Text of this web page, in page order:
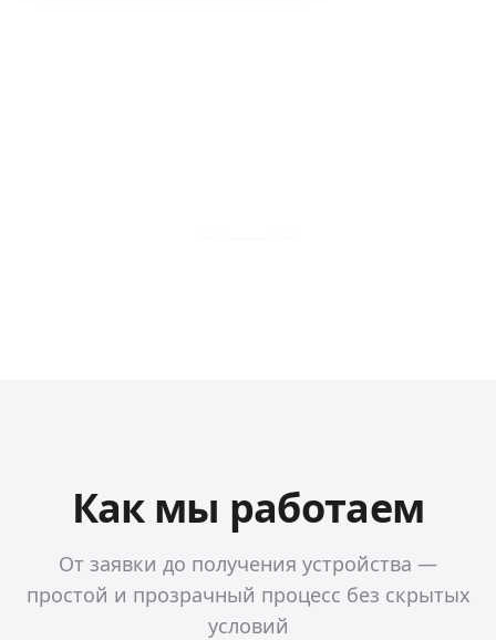
Как мы работаем
От заявки до получения устройства —
простой и прозрачный процесс без скрытых
условий